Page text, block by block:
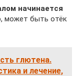
начинается
может быть отёк
глютена.
и лечение,